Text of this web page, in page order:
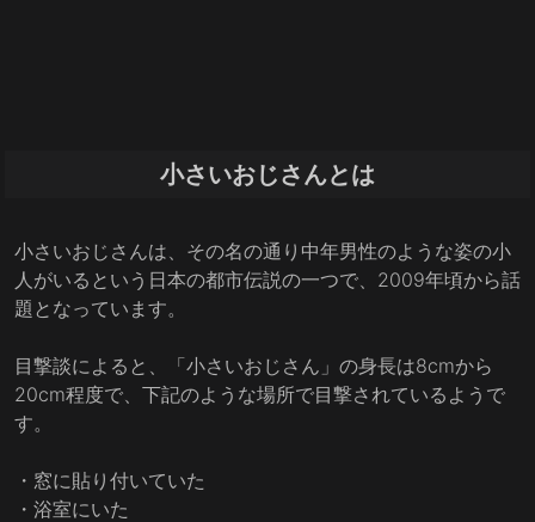
小さいおじさんとは
小さいおじさんは、その名の通り中年男性のような姿の小
人がいるという日本の都市伝説の一つで、2009年頃から話
題となっています。
目撃談によると、「小さいおじさん」の身長は8cmから
20cm程度で、下記のような場所で目撃されているようで
す。
・窓に貼り付いていた
・浴室にいた